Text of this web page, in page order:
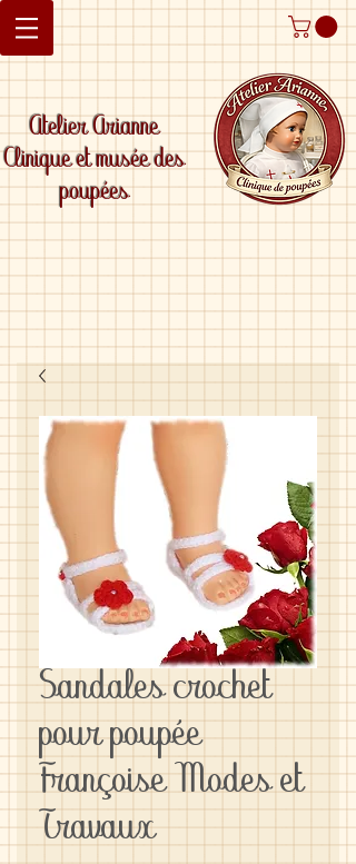
Atelier Arianne
Clinique et musée des
poupées
Sandales crochet
pour poupée
Françoise Modes et
Travaux